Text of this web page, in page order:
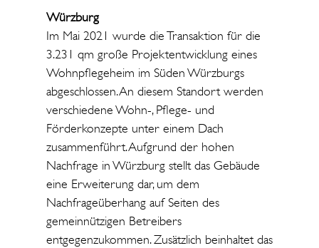
Würzburg
Im Mai 2021 wurde die Transaktion für die
3.231 qm große Projektentwicklung eines
Wohnpflegeheim im Süden Würzburgs
abgeschlossen. An diesem Standort werden
verschiedene Wohn-, Pflege- und
Förderkonzepte unter einem Dach
zusammenführt. Aufgrund der hohen
Nachfrage in Würzburg stellt das Gebäude
eine Erweiterung dar, um dem
Nachfrageüberhang auf Seiten des
gemeinnützigen Betreibers
entgegenzukommen. Zusätzlich beinhaltet das